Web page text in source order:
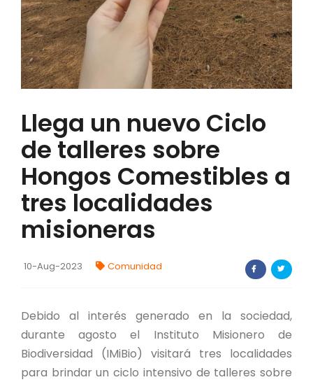
Productos y Servicios
RESGUARDO DE COLECCIONES
FORTALECIMIENTO DE RECURSOS
ALIMENTICIOS
BIODIVERSIDAD Y ALIMENTACIÓN
INVENTARIO DE LA BIODIVERSIDAD MISIONERA
AUTORIZACIONES
PROGRAMAS Y PROYECTOS
Llega un nuevo Ciclo
de talleres sobre
Hongos Comestibles a
tres localidades
misioneras
10-Aug-2023 Comunidad
Debido al interés generado en la sociedad,
durante agosto el Instituto Misionero de
Biodiversidad (IMiBio) visitará tres localidades
para brindar un ciclo intensivo de talleres sobre